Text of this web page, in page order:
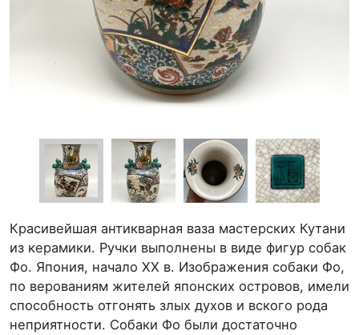
Красивейшая антикварная ваза мастерских Кутани
из керамики. Ручки выполнены в виде фигур собак
Фо. Япония, начало ХХ в. Изображения собаки Фо,
по верованиям жителей японских островов, имели
способность отгонять злых духов и вского рода
неприятности. Собаки Фо были достаточно